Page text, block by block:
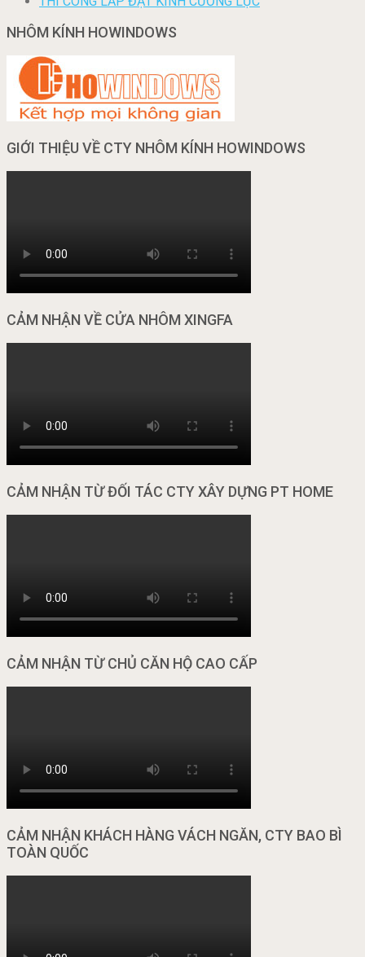
NHÔM KÍNH HOWINDOWS
GIỚI THIỆU VỀ CTY NHÔM KÍNH HOWINDOWS
CẢM NHẬN VỀ CỬA NHÔM XINGFA
CẢM NHẬN TỪ ĐỐI TÁC CTY XÂY DỰNG PT HOME
CẢM NHẬN TỪ CHỦ CĂN HỘ CAO CẤP
CẢM NHẬN KHÁCH HÀNG VÁCH NGĂN, CTY BAO BÌ
TOÀN QUỐC